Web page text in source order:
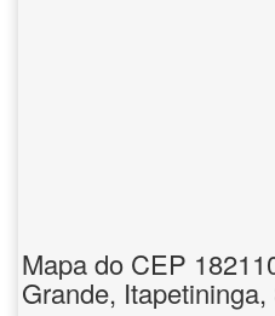
Mapa do CEP
Grande,